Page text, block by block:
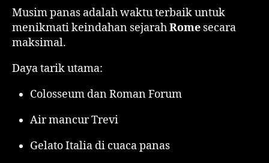
Musim panas adalah waktu terbaik untuk
menikmati keindahan sejarahRome secara
maksimal.
Daya tarik utama:
Colosseum dan Roman Forum
Air mancur Trevi
Gelato Italia di cuaca panas